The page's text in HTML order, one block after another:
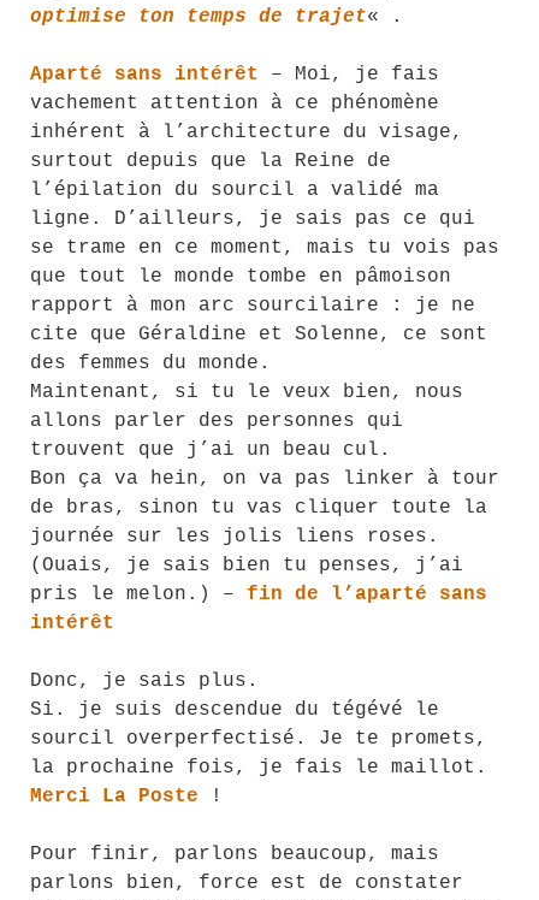
optimise ton temps de trajet« .
Aparté sans intérêt
– Moi, je fais
vachement attention à ce phénomène
inhérent à l’architecture du visage,
surtout depuis que la Reine de
l’épilation du sourcil a validé ma
ligne. D’ailleurs, je sais pas ce qui
se trame en ce moment, mais tu vois pas
que tout le monde tombe en pâmoison
rapport à mon arc sourcilaire : je ne
cite que Géraldine et Solenne, ce sont
des femmes du monde.
Maintenant, si tu le veux bien, nous
allons parler des personnes qui
trouvent que j’ai un beau cul.
Bon ça va hein, on va pas linker à tour
de bras, sinon tu vas cliquer toute la
journée sur les jolis liens roses.
(Ouais, je sais bien tu penses, j’ai
pris le melon.) – fin de l’aparté sans
intérêt
Donc, je sais plus.
Si. je suis descendue du tégévé le
sourcil overperfectisé. Je te promets,
la prochaine fois, je fais le maillot.
Merci La Poste !
Pour finir, parlons beaucoup, mais
parlons bien, force est de constater